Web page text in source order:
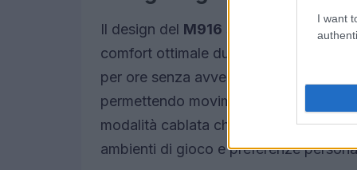
I want
Il design del M916 segue la naturale
comfort ottimale durante l’uso
per ore senza avvertire fastidi o
permettendo movimenti fluidi e
modalità cablata che wireless offre
ambienti di gioco e preferenze